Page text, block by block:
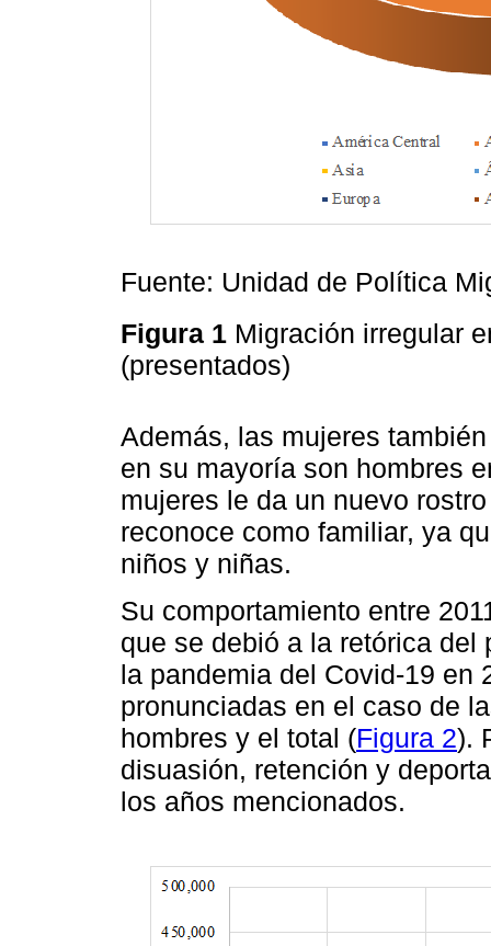
Fuente: Unidad de Política
Figura 1 Migración irregular
(presentados)
Además, las mujeres
en su mayoría son hombres
mujeres le da un nuevo
reconoce como familiar, ya
niños y niñas.
Su comportamiento entre
que se debió a la retórica del
la pandemia del Covid-19 en
pronunciadas en el caso de
hombres y el total (Figura 2).
disuasión, retención y
los años mencionados.